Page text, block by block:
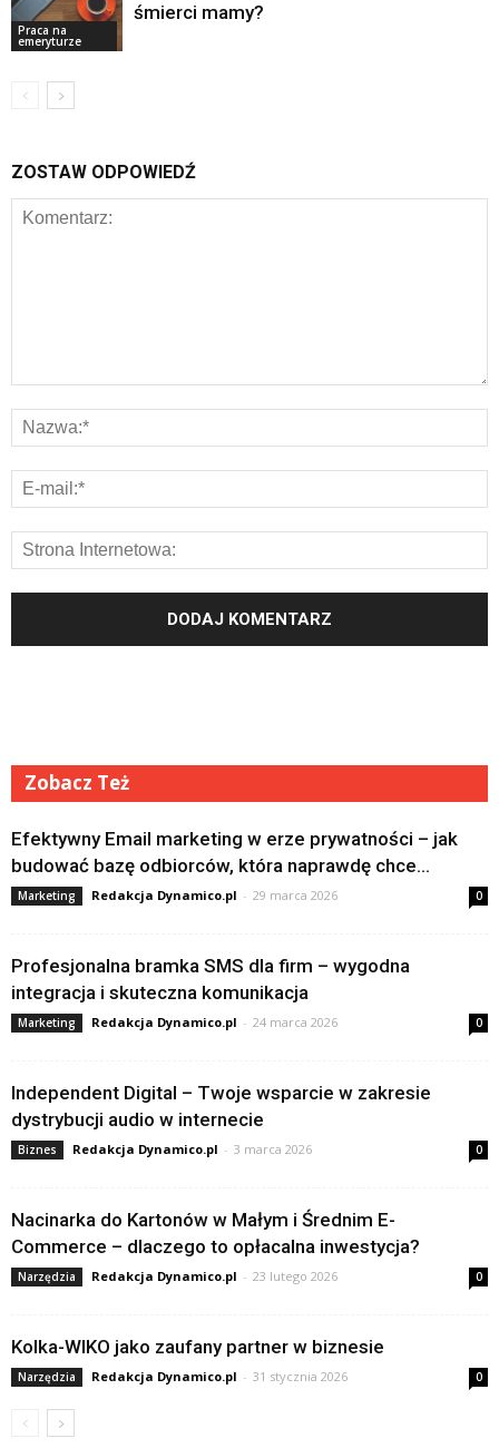
Praca na
emeryturze
śmierci mamy?
ZOSTAW ODPOWIEDŹ
Zobacz Też
Efektywny Email marketing w erze prywatności – jak
budować bazę odbiorców, która naprawdę chce...
Marketing Redakcja Dynamico.pl - 29 marca 2026 0
Profesjonalna bramka SMS dla firm – wygodna
integracja i skuteczna komunikacja
Marketing Redakcja Dynamico.pl - 24 marca 2026 0
Independent Digital – Twoje wsparcie w zakresie
dystrybucji audio w internecie
Biznes Redakcja Dynamico.pl - 3 marca 2026 0
Nacinarka do Kartonów w Małym i Średnim E-
Commerce – dlaczego to opłacalna inwestycja?
Narzędzia Redakcja Dynamico.pl - 23 lutego 2026 0
Kolka-WIKO jako zaufany partner w biznesie
Narzędzia Redakcja Dynamico.pl - 31 stycznia 2026 0